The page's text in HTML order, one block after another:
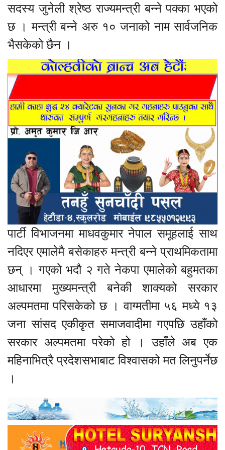
सदस्य जुनेली श्रेष्ठ राज्यमन्त्री बन्ने पक्का भएको
छ । मन्त्री बन्ने अरु १० जनाको नाम सार्वजनिक
भैसकेको छैन ।
पार्टी विभाजनमा माधवकुमार नेपाल समूहलाई साथ
नदिएर एमालेमै बसेकाहरु मन्त्री बन्ने प्राथमिकतामा
छन् । गएको भदौ २ गते नेकपा एमालेको बहुमतका
आधारमा मुख्यमन्त्री बनेकी शाक्यको सरकार
अल्पमतमा परिसकेको छ । वाग्मतीमा ५६ मध्ये १३
जना सांसद एकीकृत समाजवादीमा गएपछि उहाँको
सरकार अल्पमतमा परेको हो । उहाँले अब एक
महिनाभित्रै प्रदेशसभाबाट विश्वासको मत लिनुपर्नेछ
।